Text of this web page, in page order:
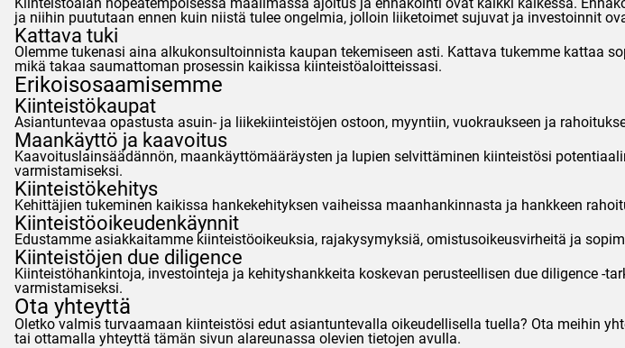
ja niihin puututaan ennen kuin niistä tulee ongelmia, jolloin liiketoimet sujuvat ja investoinnit
Kattava tuki
Olemme tukenasi aina alkukonsultoinnista kaupan tekemiseen asti. Kattava tukemme kattaa
mikä takaa saumattoman prosessin kaikissa kiinteistöaloitteissasi.
Erikoisosaamisemme
Kiinteistökaupat
Asiantuntevaa opastusta asuin- ja liikekiinteistöjen ostoon, myyntiin, vuokraukseen ja
Maankäyttö ja kaavoitus
Kaavoituslainsäädännön, maankäyttömääräysten ja lupien selvittäminen kiinteistösi
varmistamiseksi.
Kiinteistökehitys
Kehittäjien tukeminen kaikissa hankekehityksen vaiheissa maanhankinnasta ja hankkeen
Kiinteistöoikeudenkäynnit
Edustamme asiakkaitamme kiinteistöoikeuksia, rajakysymyksiä, omistusoikeusvirheitä ja
Kiinteistöjen due diligence
Kiinteistöhankintoja, investointeja ja kehityshankkeita koskevan perusteellisen due diligence -
varmistamiseksi.
Ota yhteyttä
Oletko valmis turvaamaan kiinteistösi edut asiantuntevalla oikeudellisella tuella? Ota meihin
tai ottamalla yhteyttä tämän sivun alareunassa olevien tietojen avulla.